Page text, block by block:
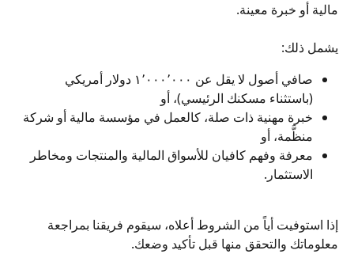
مالية أو خبرة معينة.
يشمل ذلك:
صافي أصول لا يقل عن ١٬٠٠٠٬٠٠٠ دولار أمريكي
(باستثناء مسكنك الرئيسي)، أو
خبرة مهنية ذات صلة، كالعمل في مؤسسة مالية أو شركة
منظَّمة، أو
معرفة وفهم كافيان للأسواق المالية والمنتجات ومخاطر
الاستثمار.
إذا استوفيت أياً من الشروط أعلاه، سيقوم فريقنا بمراجعة
معلوماتك والتحقق منها قبل تأكيد وضعك.